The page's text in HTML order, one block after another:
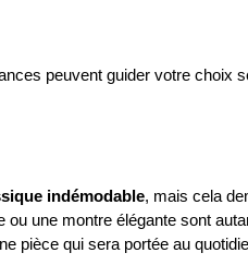
peuvent guider votre choix
indémodable, mais cela
une montre élégante sont
pièce qui sera portée au